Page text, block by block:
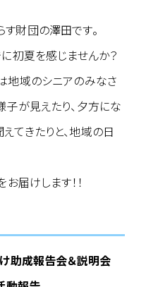
財団の澤田です。
初夏を感じませんか？
地域のシニアのみなさ
子が見えたり、夕方にな
てきたりと、地域の日
届けします！！
け助成報告会＆説明会